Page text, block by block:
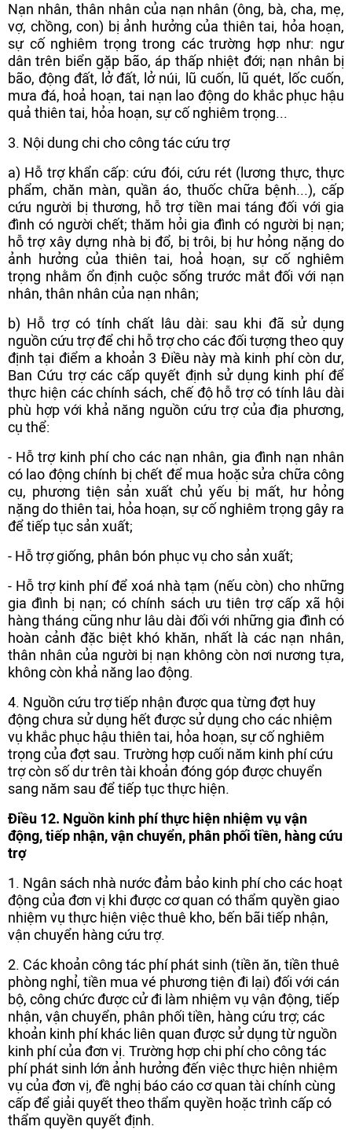
Nạn nhân, thân nhân của nạn nhân (ông, bà, cha, mẹ,
vợ, chồng, con) bị ảnh hưởng của thiên tai, hỏa hoạn,
sự cố nghiêm trọng trong các trường hợp như: ngư
dân trên biển gặp bão, áp thấp nhiệt đới; nạn nhân bị
bão, động đất, lở đất, lở núi, lũ cuốn, lũ quét, lốc cuốn,
mưa đá, hoả hoạn, tai nạn lao động do khắc phục hậu
quả thiên tai, hỏa hoạn, sự cố nghiêm trọng...
3. Nội dung chi cho công tác cứu trợ
a) Hỗ trợ khẩn cấp: cứu đói, cứu rét (lương thực, thực
phẩm, chăn màn, quần áo, thuốc chữa bệnh...), cấp
cứu người bị thương, hỗ trợ tiền mai táng đối với gia
đình có người chết; thăm hỏi gia đình có người bị nạn;
hỗ trợ xây dựng nhà bị đổ, bị trôi, bị hư hỏng nặng do
ảnh hưởng của thiên tai, hoả hoạn, sự cố nghiêm
trọng nhằm ổn định cuộc sống trước mắt đối với nạn
nhân, thân nhân của nạn nhân;
b) Hỗ trợ có tính chất lâu dài: sau khi đã sử dụng
nguồn cứu trợ để chi hỗ trợ cho các đối tượng theo quy
định tại điểm a khoản 3 Điều này mà kinh phí còn dư,
Ban Cứu trợ các cấp quyết định sử dụng kinh phí để
thực hiện các chính sách, chế độ hỗ trợ có tính lâu dài
phù hợp với khả năng nguồn cứu trợ của địa phương,
cụ thể:
- Hỗ trợ kinh phí cho các nạn nhân, gia đình nạn nhân
có lao động chính bị chết để mua hoặc sửa chữa công
cụ, phương tiện sản xuất chủ yếu bị mất, hư hỏng
nặng do thiên tai, hỏa hoạn, sự cố nghiêm trọng gây ra
để tiếp tục sản xuất;
- Hỗ trợ giống, phân bón phục vụ cho sản xuất;
- Hỗ trợ kinh phí để xoá nhà tạm (nếu còn) cho những
gia đình bị nạn; có chính sách ưu tiên trợ cấp xã hội
hàng tháng cũng như lâu dài đối với những gia đình có
hoàn cảnh đặc biệt khó khăn, nhất là các nạn nhân,
thân nhân của người bị nạn không còn nơi nương tựa,
không còn khả năng lao động.
4. Nguồn cứu trợ tiếp nhận được qua từng đợt huy
động chưa sử dụng hết được sử dụng cho các nhiệm
vụ khắc phục hậu thiên tai, hỏa hoạn, sự cố nghiêm
trọng của đợt sau. Trường hợp cuối năm kinh phí cứu
trợ còn số dư trên tài khoản đóng góp được chuyển
sang năm sau để tiếp tục thực hiện.
Điều 12. Nguồn kinh phí thực hiện nhiệm vụ vận
động, tiếp nhận, vận chuyển, phân phối tiền, hàng cứu
trợ
1. Ngân sách nhà nước đảm bảo kinh phí cho các hoạt
động của đơn vị khi được cơ quan có thẩm quyền giao
nhiệm vụ thực hiện việc thuê kho, bến bãi tiếp nhận,
vận chuyển hàng cứu trợ.
2. Các khoản công tác phí phát sinh (tiền ăn, tiền thuê
phòng nghỉ, tiền mua vé phương tiện đi lại) đối với cán
bộ, công chức được cử đi làm nhiệm vụ vận động, tiếp
nhận, vận chuyển, phân phối tiền, hàng cứu trợ; các
khoản kinh phí khác liên quan được sử dụng từ nguồn
kinh phí của đơn vị. Trường hợp chi phí cho công tác
phí phát sinh lớn ảnh hưởng đến việc thực hiện nhiệm
vụ của đơn vị, đề nghị báo cáo cơ quan tài chính cùng
cấp để giải quyết theo thẩm quyền hoặc trình cấp có
thẩm quyền quyết định.